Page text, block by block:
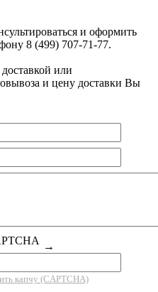
и оформить
8 (499) 707-71-77.
или
и цену доставки Вы
→
капчу (CAPTCHA)